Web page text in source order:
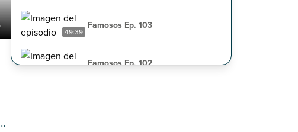
49:39
Famosos Ep. 103
Famosos Ep. 102